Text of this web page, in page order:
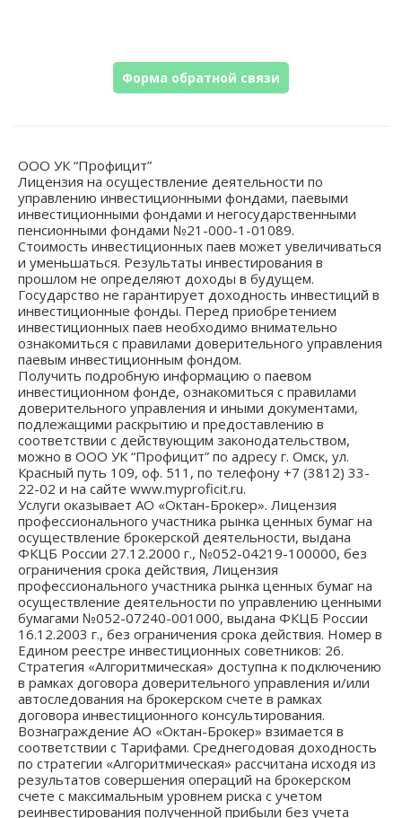
Форма обратной связи
ООО УК “Профицит”
Лицензия на осуществление деятельности по
управлению инвестиционными фондами, паевыми
инвестиционными фондами и негосударственными
пенсионными фондами №21-000-1-01089.
Стоимость инвестиционных паев может увеличиваться
и уменьшаться. Результаты инвестирования в
прошлом не определяют доходы в будущем.
Государство не гарантирует доходность инвестиций в
инвестиционные фонды. Перед приобретением
инвестиционных паев необходимо внимательно
ознакомиться с правилами доверительного управления
паевым инвестиционным фондом.
Получить подробную информацию о паевом
инвестиционном фонде, ознакомиться с правилами
доверительного управления и иными документами,
подлежащими раскрытию и предоставлению в
соответствии с действующим законодательством,
можно в ООО УК “Профицит” по адресу г. Омск, ул.
Красный путь 109, оф. 511, по телефону +7 (3812) 33-
22-02 и на сайте www.myproficit.ru.
Услуги оказывает АО «Октан-Брокер». Лицензия
профессионального участника рынка ценных бумаг на
осуществление брокерской деятельности, выдана
ФКЦБ России 27.12.2000 г., №052-04219-100000, без
ограничения срока действия, Лицензия
профессионального участника рынка ценных бумаг на
осуществление деятельности по управлению ценными
бумагами №052-07240-001000, выдана ФКЦБ России
16.12.2003 г., без ограничения срока действия. Номер в
Едином реестре инвестиционных советников: 26.
Стратегия «Алгоритмическая» доступна к подключению
в рамках договора доверительного управления и/или
автоследования на брокерском счете в рамках
договора инвестиционного консультирования.
Вознаграждение АО «Октан-Брокер» взимается в
соответствии с Тарифами. Среднегодовая доходность
по стратегии «Алгоритмическая» рассчитана исходя из
результатов совершения операций на брокерском
счете с максимальным уровнем риска с учетом
реинвестирования полученной прибыли без учета